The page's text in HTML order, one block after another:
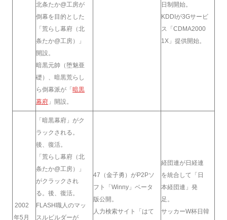
北条たか@工房が
倒幕を目的とした
「荒らし幕府（北
条たか@工房）」
開設。
暗黒元帥（堕魅亜
礎）、暗黒荒らし
ら倒幕派が「暗黒
幕府 」開設。
日制開始。
KDDIが3Gサービ
ス「CDMA2000
1X」提供開始。
2002
年5月
「暗黒幕府」がク
ラックされる。
後、復活。
「荒らし幕府（北
条たか@工房）」
がクラックされ
る。後、復活。
FLASH職人のマッ
スルビルダーが
47（金子勇）がP2Pソ
フト「Winny」ベータ
版公開。
人力検索サイト「はて
経団連が日経連
を統合して「日
本経団連」発
足。
サッカーW杯日韓